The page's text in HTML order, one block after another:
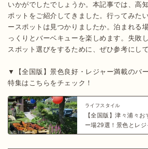
いかがでしたでしょうか。本記事では、高
ポットをご紹介してきました。行ってみた
ースポットは見つかりましたか。泊まれる
っくりとバーベキューを楽しめます。失敗
スポット選びをするために、ぜひ参考にし
▼【全国版】景色良好・レジャー満載のバ
ライフスタイル
【全国版】津々浦々
ー場29選！景色とレジ